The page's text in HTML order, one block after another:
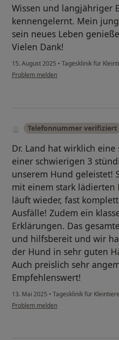
Wissen und langjähriger
kennengelernt. Mein
sein neues Leben
Vielen Dank!
15. August 2025 • Tagesklinik für
Problem melden
Telefonnummer verifiziert
Dr. Land hat wirklich
einer schwierigen 3
unserem Hund geleistet!
mit einem stark lädierten
läuft wieder, fast
Ausfälle! Zudem ein
Erklärungen. Das
und hilfsbereit und wir
der Hund in sehr guten
Auch preislich sehr
Empfehlenswert!
13. Mai 2025 • Tagesklinik für
Problem melden